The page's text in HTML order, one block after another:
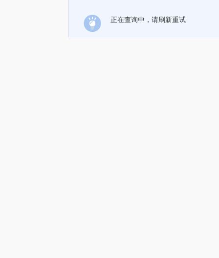
正在查询中，请刷新重试